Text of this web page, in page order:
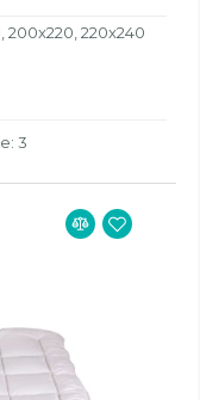
200x220, 220x240
3